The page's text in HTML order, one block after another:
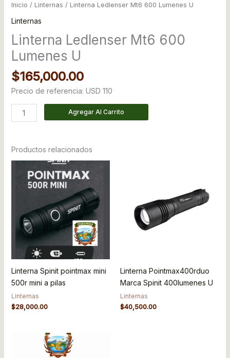
Inicio / Linternas / Linterna Ledlenser Mt6 600 Lumenes U
Linternas
Linterna Ledlenser Mt6 600
Lumenes U
$165,000.00
Precio de referencia: USD 110
Agregar Al Carrito
Productos relacionados
Linterna Spinit pointmax mini
500r mini a pilas
Linternas
$28,000.00
Linterna Pointmax400rduo
Marca Spinit 400lumenes U
Linternas
$40,500.00